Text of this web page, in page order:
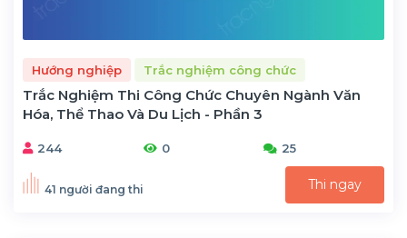
Hướng nghiệp Trắc nghiệm công chức
Trắc Nghiệm Thi Công Chức Chuyên Ngành Văn
Hóa, Thể Thao Và Du Lịch - Phần 3
244 0 25
41 người đang thi Thi ngay